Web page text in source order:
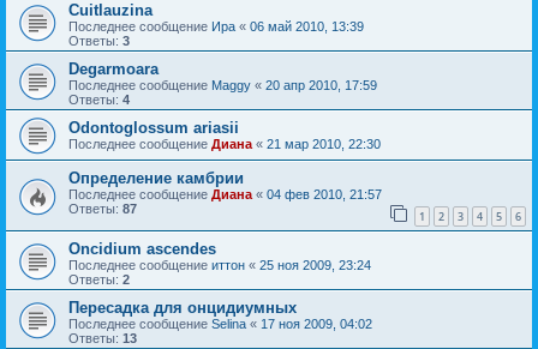
Cuitlauzina
Последнее сообщение Ира « 06 май 2010, 13:39
Ответы: 3
Degarmoara
Последнее сообщение Maggy « 20 апр 2010, 17:59
Ответы: 4
Odontoglossum ariasii
Последнее сообщение Диана « 21 мар 2010, 22:30
Определение камбрии
Последнее сообщение Диана « 04 фев 2010, 21:57
Ответы: 87 1 2 3 4 5 6
Oncidium ascendes
Последнее сообщение иттон « 25 ноя 2009, 23:24
Ответы: 2
Пересадка для онцидиумных
Последнее сообщение Selina « 17 ноя 2009, 04:02
Ответы: 13